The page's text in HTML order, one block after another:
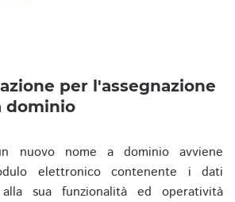
per l'assegnazione
dominio
nuovo nome a dominio avviene
elettronico contenente i dati
sua funzionalità ed operatività